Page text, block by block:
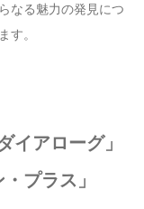
なる魅力の発見につ
す。
イアローグ」
プラス」